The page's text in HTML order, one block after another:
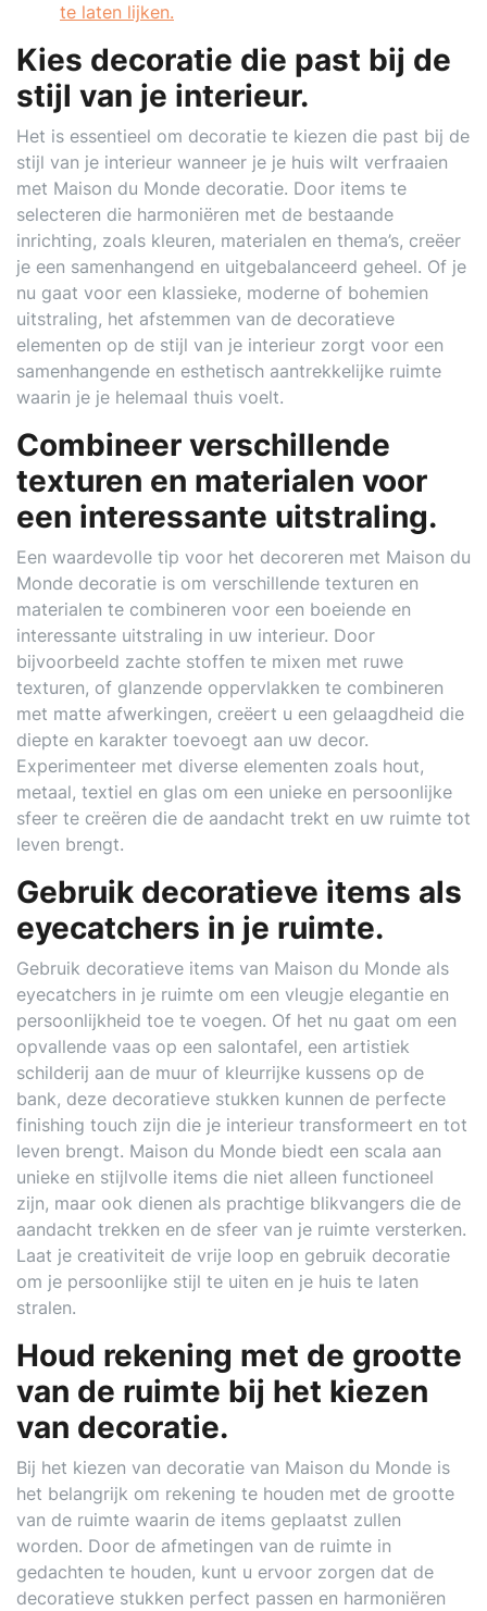
te laten lijken.
Kies decoratie die past bij de
stijl van je interieur.
Het is essentieel om decoratie te kiezen die past bij de
stijl van je interieur wanneer je je huis wilt verfraaien
met Maison du Monde decoratie. Door items te
selecteren die harmoniëren met de bestaande
inrichting, zoals kleuren, materialen en thema’s, creëer
je een samenhangend en uitgebalanceerd geheel. Of je
nu gaat voor een klassieke, moderne of bohemien
uitstraling, het afstemmen van de decoratieve
elementen op de stijl van je interieur zorgt voor een
samenhangende en esthetisch aantrekkelijke ruimte
waarin je je helemaal thuis voelt.
Combineer verschillende
texturen en materialen voor
een interessante uitstraling.
Een waardevolle tip voor het decoreren met Maison du
Monde decoratie is om verschillende texturen en
materialen te combineren voor een boeiende en
interessante uitstraling in uw interieur. Door
bijvoorbeeld zachte stoffen te mixen met ruwe
texturen, of glanzende oppervlakken te combineren
met matte afwerkingen, creëert u een gelaagdheid die
diepte en karakter toevoegt aan uw decor.
Experimenteer met diverse elementen zoals hout,
metaal, textiel en glas om een unieke en persoonlijke
sfeer te creëren die de aandacht trekt en uw ruimte tot
leven brengt.
Gebruik decoratieve items als
eyecatchers in je ruimte.
Gebruik decoratieve items van Maison du Monde als
eyecatchers in je ruimte om een vleugje elegantie en
persoonlijkheid toe te voegen. Of het nu gaat om een
opvallende vaas op een salontafel, een artistiek
schilderij aan de muur of kleurrijke kussens op de
bank, deze decoratieve stukken kunnen de perfecte
finishing touch zijn die je interieur transformeert en tot
leven brengt. Maison du Monde biedt een scala aan
unieke en stijlvolle items die niet alleen functioneel
zijn, maar ook dienen als prachtige blikvangers die de
aandacht trekken en de sfeer van je ruimte versterken.
Laat je creativiteit de vrije loop en gebruik decoratie
om je persoonlijke stijl te uiten en je huis te laten
stralen.
Houd rekening met de grootte
van de ruimte bij het kiezen
van decoratie.
Bij het kiezen van decoratie van Maison du Monde is
het belangrijk om rekening te houden met de grootte
van de ruimte waarin de items geplaatst zullen
worden. Door de afmetingen van de ruimte in
gedachten te houden, kunt u ervoor zorgen dat de
decoratieve stukken perfect passen en harmoniëren